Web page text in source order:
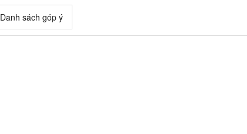
Danh sách góp ý